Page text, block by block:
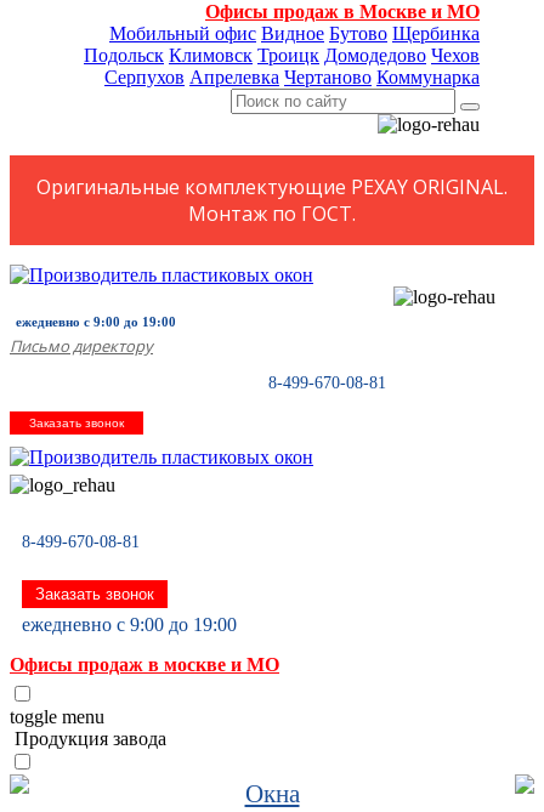
Офисы продаж в Москве и МО
Мобильный офис Видное Бутово Щербинка
Подольск Климовск Троицк Домодедово Чехов
Серпухов Апрелевка Чертаново Коммунарка
Оригинальные комплектующие PEXAY ORIGINAL.
Монтаж по ГОСТ.
ежедневно с 9:00 до 19:00
Письмо директору
8-499-670-08-81
Заказать звонок
8-499-670-08-81
Заказать звонок
ежедневно с 9:00 до 19:00
Офисы продаж в москве и МО
toggle menu
Продукция завода
Окна